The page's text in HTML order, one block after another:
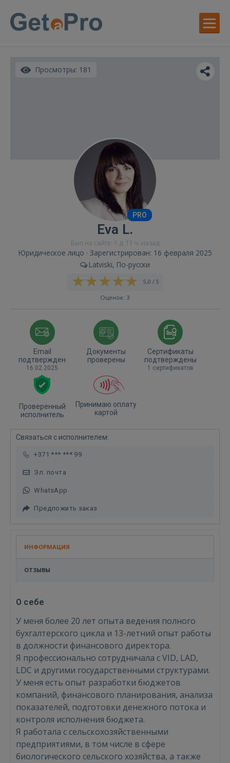
Просмотры: 181
PRO
Eva L.
Был на сайте: 1 д. 11 ч. назад
Юридическое лицо · Зарегистрирован: 16 февраля 2025
Latviski, По-русски
5,0 / 5
Оценок: 3
Email
подтвержден
16.02.2025
Документы
проверены
Сертификаты
подтверждены
1 сертификатов
Проверенный
исполнитель
Принимаю оплату
картой
Связаться с исполнителем:
+371 *** *** 99
Эл. почта
WhatsApp
Предложить заказ
ИНФОРМАЦИЯ
ОТЗЫВЫ
О себе
У меня более 20 лет опыта ведения полного
бухгалтерского цикла и 13-летний опыт работы
в должности финансового директора.
Я профессионально сотрудничала с VID, LAD,
LDC и другими государственными структурами.
У меня есть опыт разработки бюджетов
компаний, финансового планирования, анализа
показателей, подготовки денежного потока и
контроля исполнения бюджета.
Я работала с сельскохозяйственными
предприятиями, в том числе в сфере
биологического сельского хозяйства, а также